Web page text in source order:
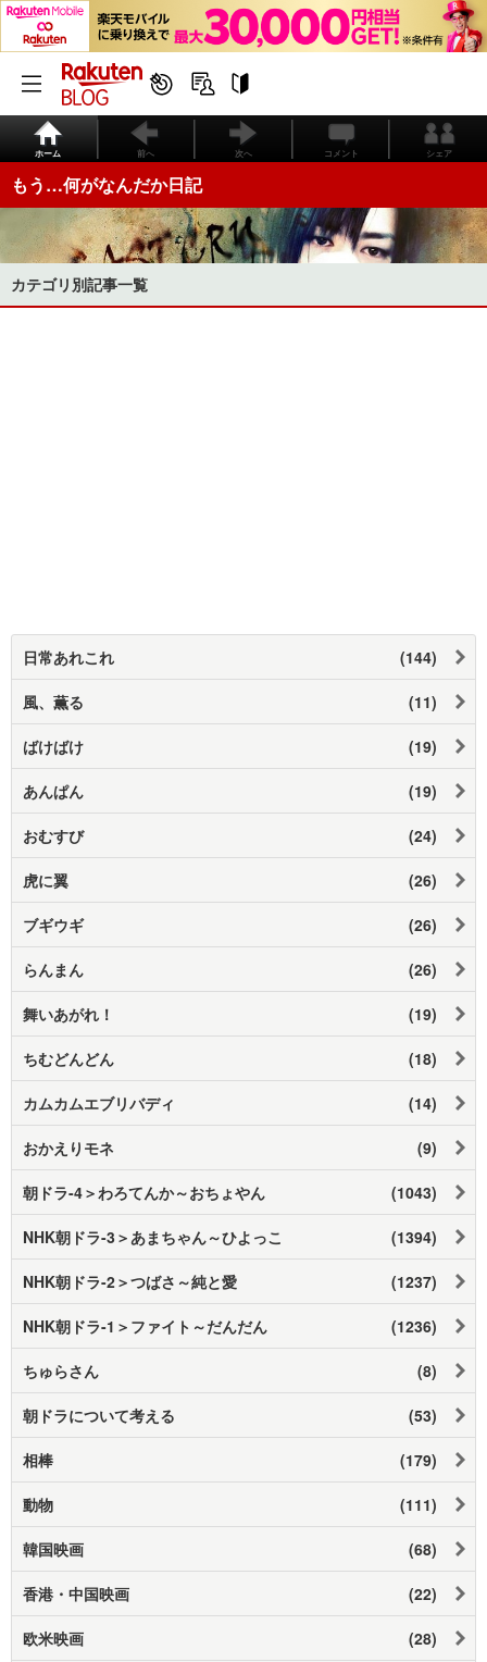
ホーム 前へ 次へ コメント シェア
もう…何がなんだか日記
カテゴリ別記事一覧
日常あれこれ (144)
風、薫る (11)
ばけばけ (19)
あんぱん (19)
おむすび (24)
虎に翼 (26)
ブギウギ (26)
らんまん (26)
舞いあがれ！ (19)
ちむどんどん (18)
カムカムエブリバディ (14)
おかえりモネ (9)
朝ドラ-4＞わろてんか～おちょやん (1043)
NHK朝ドラ-3＞あまちゃん～ひよっこ (1394)
NHK朝ドラ-2＞つばさ～純と愛 (1237)
NHK朝ドラ-1＞ファイト～だんだん (1236)
ちゅらさん (8)
朝ドラについて考える (53)
相棒 (179)
動物 (111)
韓国映画 (68)
香港・中国映画 (22)
欧米映画 (28)